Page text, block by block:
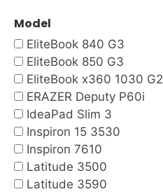
Model
EliteBook 840 G3
EliteBook 850 G3
EliteBook x360 1030 G2
ERAZER Deputy P60i
IdeaPad Slim 3
Inspiron 15 3530
Inspiron 7610
Latitude 3500
Latitude 3590